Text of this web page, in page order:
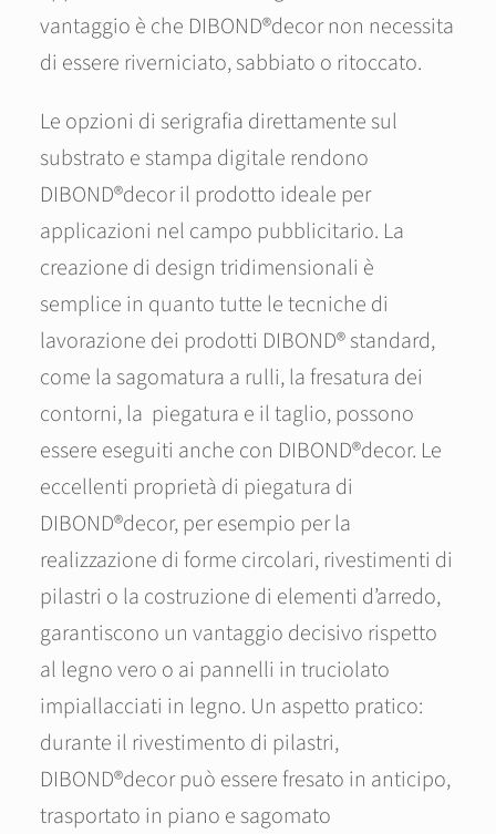
vantaggio è che DIBOND®decor non necessita
di essere riverniciato, sabbiato o ritoccato.
Le opzioni di serigrafia direttamente sul
substrato e stampa digitale rendono
DIBOND®decor il prodotto ideale per
applicazioni nel campo pubblicitario. La
creazione di design tridimensionali è
semplice in quanto tutte le tecniche di
lavorazione dei prodotti DIBOND® standard,
come la sagomatura a rulli, la fresatura dei
contorni, la piegatura e il taglio, possono
essere eseguiti anche con DIBOND®decor. Le
eccellenti proprietà di piegatura di
DIBOND®decor, per esempio per la
realizzazione di forme circolari, rivestimenti di
pilastri o la costruzione di elementi d’arredo,
garantiscono un vantaggio decisivo rispetto
al legno vero o ai pannelli in truciolato
impiallacciati in legno. Un aspetto pratico:
durante il rivestimento di pilastri,
DIBOND®decor può essere fresato in anticipo,
trasportato in piano e sagomato